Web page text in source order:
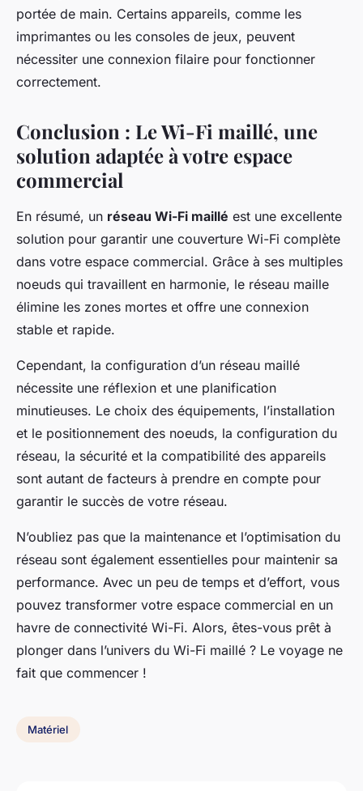
portée de main. Certains appareils, comme les
imprimantes ou les consoles de jeux, peuvent
nécessiter une connexion filaire pour fonctionner
correctement.
Conclusion : Le Wi-Fi maillé, une
solution adaptée à votre espace
commercial
En résumé, un réseau Wi-Fi maillé est une excellente
solution pour garantir une couverture Wi-Fi complète
dans votre espace commercial. Grâce à ses multiples
noeuds qui travaillent en harmonie, le réseau maille
élimine les zones mortes et offre une connexion
stable et rapide.
Cependant, la configuration d’un réseau maillé
nécessite une réflexion et une planification
minutieuses. Le choix des équipements, l’installation
et le positionnement des noeuds, la configuration du
réseau, la sécurité et la compatibilité des appareils
sont autant de facteurs à prendre en compte pour
garantir le succès de votre réseau.
N’oubliez pas que la maintenance et l’optimisation du
réseau sont également essentielles pour maintenir sa
performance. Avec un peu de temps et d’effort, vous
pouvez transformer votre espace commercial en un
havre de connectivité Wi-Fi. Alors, êtes-vous prêt à
plonger dans l’univers du Wi-Fi maillé ? Le voyage ne
fait que commencer !
Matériel